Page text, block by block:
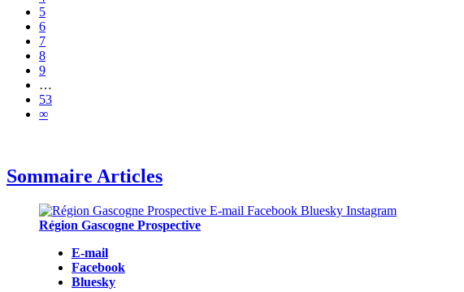
5
6
7
8
9
…
53
∞
Sommaire Articles
Région Gascogne Prospective
E-mail
Facebook
Bluesky